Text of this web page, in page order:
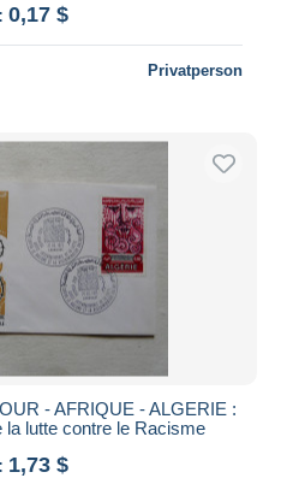
0,17 $
Privatperson
- AFRIQUE - ALGERIE :
la lutte contre le Racisme
1,73 $